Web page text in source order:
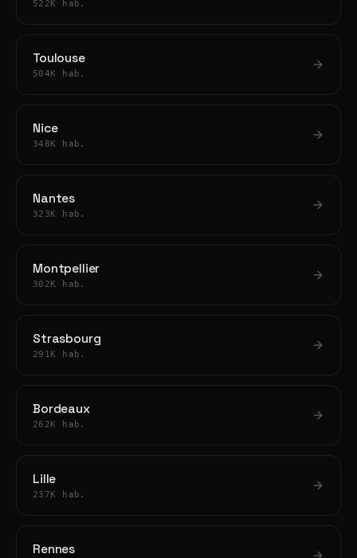
522K hab.
Toulouse
504K hab.
Nice
348K hab.
Nantes
323K hab.
Montpellier
302K hab.
Strasbourg
291K hab.
Bordeaux
262K hab.
Lille
237K hab.
Rennes